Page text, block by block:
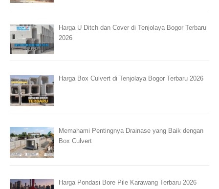
Harga U Ditch dan Cover di Tenjolaya Bogor Terbaru
2026
Harga Box Culvert di Tenjolaya Bogor Terbaru 2026
Memahami Pentingnya Drainase yang Baik dengan
Box Culvert
Harga Pondasi Bore Pile Karawang Terbaru 2026